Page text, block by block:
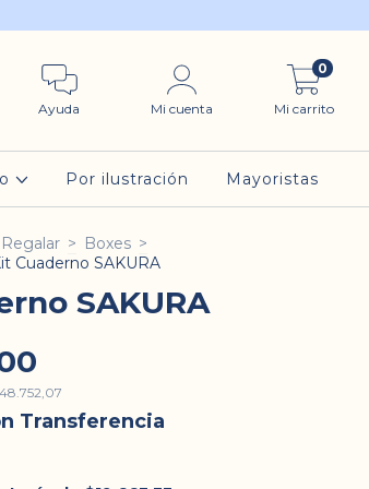
Ayuda Mi cuenta Mi carrito
0
Por ilustración Mayoristas
> Boxes >
Cuaderno SAKURA
SAKURA
Transferencia